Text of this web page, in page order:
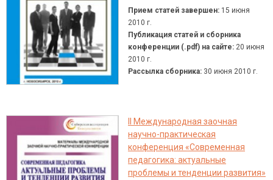
Прием статей завершен: 15 июня
2010 г.
Публикация статей и сборника
конференции (.pdf) на сайте: 20 июня
2010 г.
Рассылка сборника: 30 июня 2010 г.
II Международная заочная
научно-практическая
конференция «Современная
педагогика: актуальные
проблемы и тенденции развития»